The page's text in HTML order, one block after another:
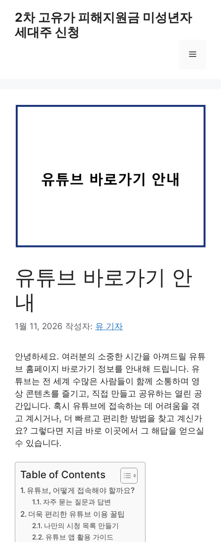
2차 고유가 피해지원금 미성년자
세대주 신청
메
유튜브 바로가기 안
내
1월 11, 2026 작성자: 유 기자
안녕하세요. 여러분의 소중한 시간을 아껴드릴 유튜
브 홈페이지 바로가기 정보를 안내해 드립니다. 유
튜브는 전 세계 수많은 사람들이 함께 소통하며 영
상 콘텐츠를 즐기고, 직접 만들고 공유하는 열린 공
간입니다. 혹시 유튜브에 접속하는 데 어려움을 겪
고 계시거나, 더 빠르고 편리한 방법을 찾고 계신가
요? 그렇다면 지금 바로 이곳에서 그 해답을 얻으실
수 있습니다.
Table of Contents
유튜브, 어떻게 접속해야 할까요?
자주 묻는 질문과 답변
더욱 편리한 유튜브 이용 꿀팁
나만의 시청 목록 만들기
유튜브 앱 활용 가이드